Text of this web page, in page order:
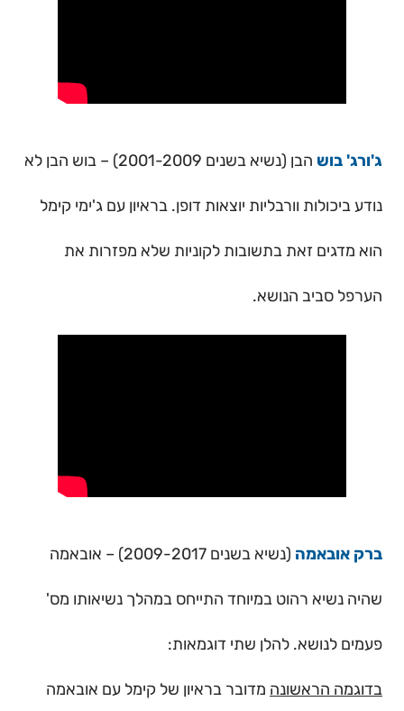
ג'ורג' בוש הבן (נשיא בשנים 2001-2009) – בוש הבן לא
נודע ביכולות וורבליות יוצאות דופן. בראיון עם ג'ימי קימל
הוא מדגים זאת בתשובות לקוניות שלא מפזרות את
הערפל סביב הנושא.
ברק אובאמה (נשיא בשנים 2009-2017) – אובאמה
שהיה נשיא רהוט במיוחד התייחס במהלך נשיאותו מס'
פעמים לנושא. להלן שתי דוגמאות:
בדוגמה הראשונה מדובר בראיון של קימל עם אובאמה